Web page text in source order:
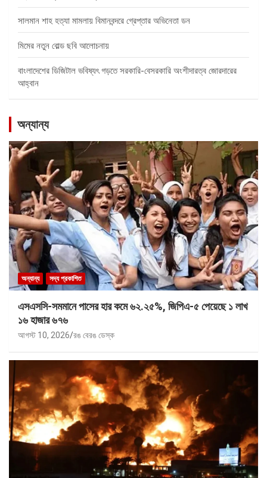
সালমান শাহ হত্যা মামলায় বিমানবন্দরে গ্রেপ্তার অভিনেতা ডন
মিমের নতুন বোল্ড ছবি আলোচনায়
বাংলাদেশের ডিজিটাল ভবিষ্যৎ গড়তে সরকারি-বেসরকারি অংশীদারত্ব জোরদারের
আহ্বান
অন্যান্য
অন্যান্য সদ্য প্রকাশিত
এসএসসি-সমমানে পাসের হার কমে ৬২.২৫%, জিপিএ-৫ পেয়েছে ১ লাখ
১৬ হাজার ৬৭৬
আগস্ট 10, 2026 রঙ বেরঙ ডেস্ক